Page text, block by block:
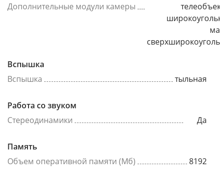
Дополнительные модули камеры
Вспышка
Вспышка
тыльная
Работа со звуком
Стереодинамики
Да
Память
Объем оперативной памяти (Мб)
8192